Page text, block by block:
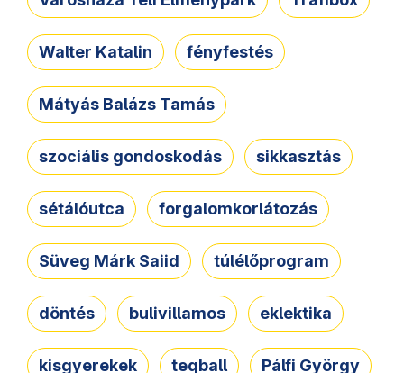
Walter Katalin fényfestés
Mátyás Balázs Tamás
szociális gondoskodás sikkasztás
sétálóutca forgalomkorlátozás
Süveg Márk Saiid túlélőprogram
döntés bulivillamos eklektika
kisgyerekek teqball Pálfi György